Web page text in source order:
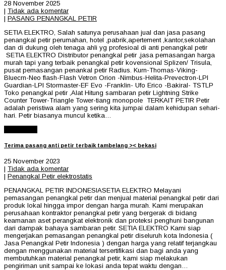
28 November 2025
| Tidak ada komentar
| PASANG PENANGKAL PETIR
SETIA ELEKTRO, Salah satunya perusahaan jual dan jasa pasang
penangkal petir perumahan, hotel ,pabrik,apertement ,kantor,sekolahan
dan di dukung oleh tenaga ahli yg profesioal di anti penangkal petir
SETIA ELEKTRO Distributor penangkal petir ,jasa pemasangan harga
murah tapi yang terbaik penangkal petir kovensional Splizen/ Trisula,
pusat pemasangan penankal petir Radius. Kurn-Thomas-Viking-
Bluecrn-Neo flash-Flash Vetron Orion -Nimbus-Helita-Prevectron-LPI
Guardian-LPI Stormaster-EF Evo -Franklin- Ufo Erico -Bakiral- TSTLP
Toko penangkal petir ,Alat Hitung sambaran petir Lightning Strike
Counter Tower-Triangle Tower-tiang monopole TERKAIT PETIR Petir
adalah peristiwa alam yang sering kita jumpai dalam kehidupan sehari-
hari. Petir biasanya muncul ketika…
Terima pasang anti petir terbaik tambelang >< bekasi
25 November 2023
| Tidak ada komentar
| Penangkal Petir elektrostatis
PENANGKAL PETIR INDONESIASETIA ELEKTRO Melayani
pemasangan penangkal petir dan menjual material penangkal petir dari
produk lokal hingga impor dengan harga murah. Kami merupakan
perusahaan kontraktor penangkal petir yang bergerak di bidang
keamanan aset perangkat elektronik dan proteksi penghuni bangunan
dari dampak bahaya sambaran petir. SETIA ELEKTRO Kami siap
mengerjakan pemasangan penangkal petir diseluruh kota Indonesia (
Jasa Penangkal Petir Indonesia ) dengan harga yang relatif terjangkau
dengan menggunakan material tersertifikasi dan bagi anda yang
membutuhkan material penangkal petir, kami siap melakukan
pengiriman unit sampai ke lokasi anda tepat waktu dengan…